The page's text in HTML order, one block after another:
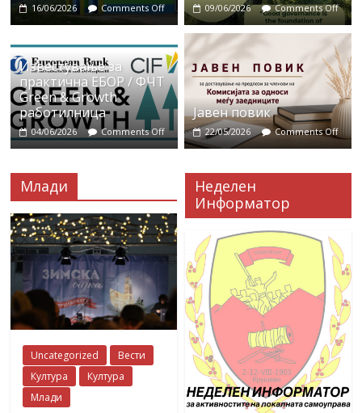
16/06/2026 Comments Off 09/06/2026 Comments Off
Известување за
практична ЕБОР / ФЧТ
Green & Growth
работилница
04/06/2026 Comments Off
Јавен повик
22/05/2026 Comments Off
Млади
Uncategorized
Вести
Култура
Култура
Млади
Неделен
Информатор